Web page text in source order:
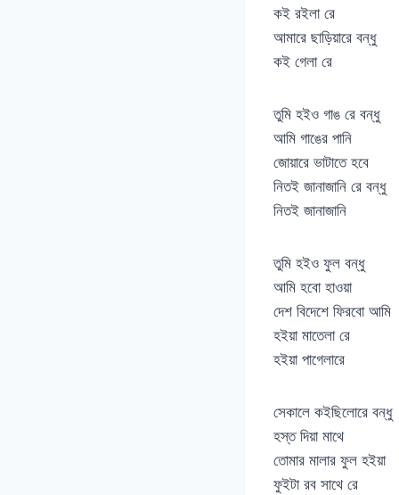
কই রইলা রে
আমারে ছাড়িয়ারে বন্ধু
কই গেলা রে
তুমি হইও গাঙ রে বন্ধু
আমি গাঙের পানি
জোয়ারে ভাটাতে হবে
নিতই জানাজানি রে বন্ধু
নিতই জানাজানি
তুমি হইও ফুল বন্ধু
আমি হবো হাওয়া
দেশ বিদেশে ফিরবো আমি
হইয়া মাতেলা রে
হইয়া পাগেলারে
সেকালে কইছিলোরে বন্ধু
হস্ত দিয়া মাথে
তোমার মালার ফুল হইয়া
ফুইটা রব সাথে রে